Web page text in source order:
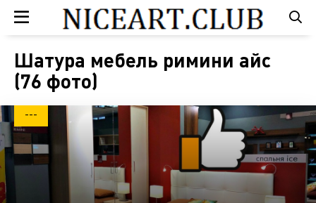
Шатура мебель римини айс
(76 фото)
---